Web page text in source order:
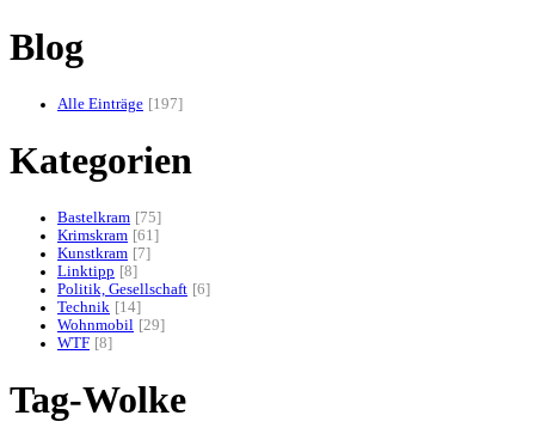
Blog
Alle Einträge 197
Kategorien
Bastelkram
75
Krimskram 61
Kunstkram
7
Linktipp
8
Politik, Gesellschaft 6
Technik
14
Wohnmobil
29
WTF 8
Tag-Wolke